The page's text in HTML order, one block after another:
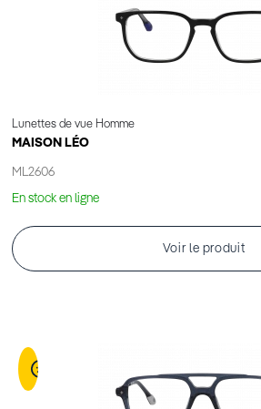
Lunettes de vue Homme
MAISON LÉO
ML2606
En stock en ligne
Voir le produit